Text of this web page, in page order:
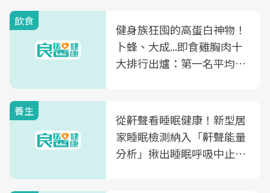
飲食
健身族狂囤的高蛋白神物！
卜蜂、大成...即食雞胸肉十
大排行出爐：第一名平均一
養生
從鼾聲看睡眠健康！新型居
家睡眠檢測納入「鼾聲能量
分析」揪出睡眠呼吸中止症